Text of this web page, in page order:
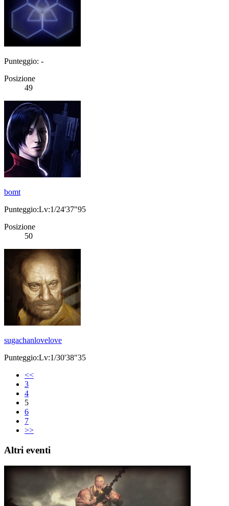
Punteggio: -
Posizione
49
bomt
Punteggio:Lv:1/24'37"95
Posizione
50
sugachanlovelove
Punteggio:Lv:1/30'38"35
<<
3
4
5
6
7
>>
Altri eventi